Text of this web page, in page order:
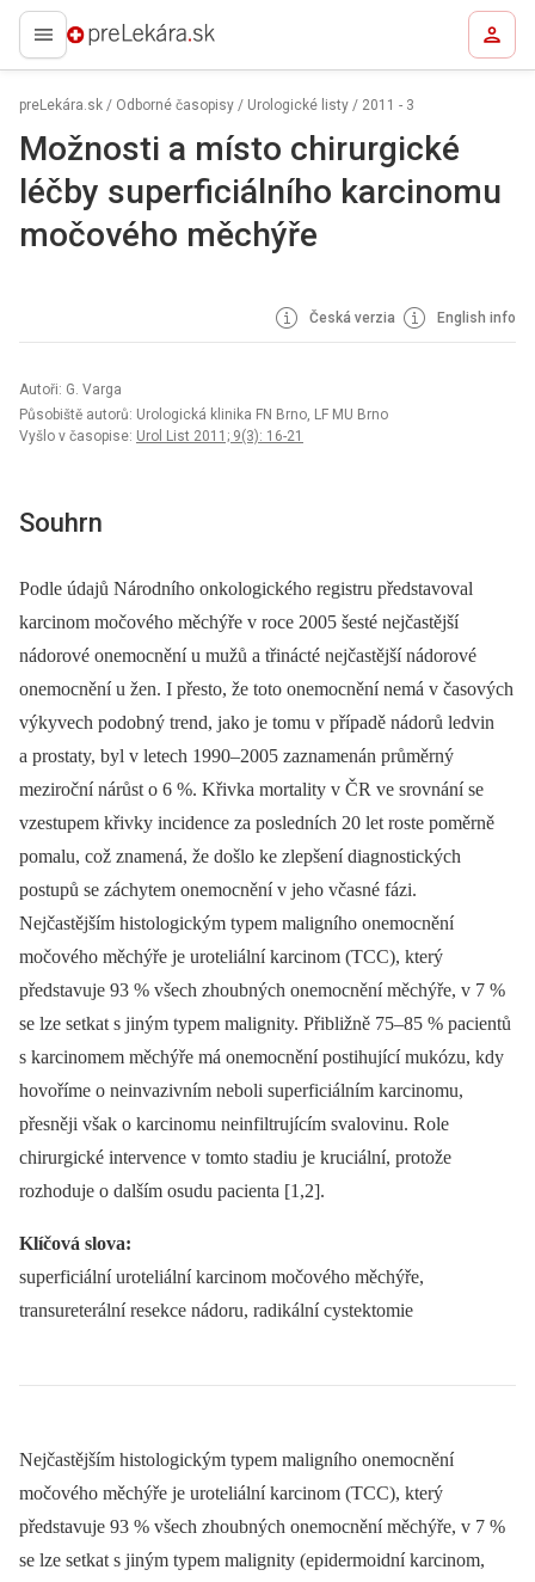
preLekára.sk
preLekára.sk / Odborné časopisy / Urologické listy / 2011 - 3
Možnosti a místo chirurgické
léčby superficiálního karcinomu
močového měchýře
Česká verzia English info
Autoři: G. Varga
Působiště autorů: Urologická klinika FN Brno, LF MU Brno
Vyšlo v časopise: Urol List 2011; 9(3): 16-21
Souhrn
Podle údajů Národního onkologického registru představoval
karcinom močového měchýře v roce 2005 šesté nejčastější
nádorové onemocnění u mužů a třinácté nejčastější nádorové
onemocnění u žen. I přesto, že toto onemocnění nemá v časových
výkyvech podobný trend, jako je tomu v případě nádorů ledvin
a prostaty, byl v letech 1990–2005 zaznamenán průměrný
meziroční nárůst o 6 %. Křivka morta­lity v ČR ve srovnání se
vzestupem křivky incidence za posledních 20 let roste poměrně
pomalu, což znamená, že došlo ke zlepšení diagnostických
postupů se záchytem onemocnění v jeho včasné fázi.
Nejčastějším histologickým typem maligního onemocnění
močového měchýře je uroteliální karcinom (TCC), který
představuje 93 % všech zhoubných onemocnění měchýře, v 7 %
se lze setkat s jiným typem malignity. Přibližně 75–85 % pacientů
s karcinomem měchýře má onemocnění postihující mukózu, kdy
hovoříme o ne­invazivním neboli superficiálním karcinomu,
přesněji však o karcinomu neinfiltrujícím svalovinu. Role
chirurgické intervence v tomto stadiu je kruciální, protože
rozhoduje o dalším osudu pacienta [1,2].
Klíčová slova:
superficiální uroteliální karcinom močového měchýře,
transureterální resekce nádoru, radikální cystektomie
Nejčastějším histologickým typem malig­ního onemocnění
močového měchýře je uroteliální karcinom (TCC), který
představuje 93 % všech zhoubných onemocnění měchýře, v 7 %
se lze setkat s jiným typem malignity (epidermoidní karcinom,